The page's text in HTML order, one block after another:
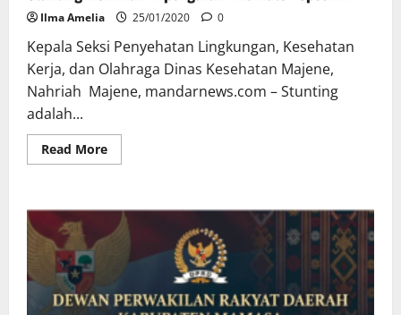
Ilma Amelia 25/01/2020 0
Kepala Seksi Penyehatan Lingkungan, Kesehatan
Kerja, dan Olahraga Dinas Kesehatan Majene,
Nahriah Majene, mandarnews.com – Stunting
adalah...
Read MoreRead
more
Dipengaruhi
Indikator
Spesifik